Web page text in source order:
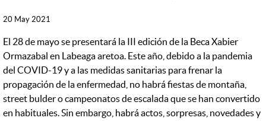
20 May 2021
El 28 de mayo se presentará la III edición de la Beca Xabier
Ormazabal en Labeaga aretoa. Este año, debido a la pandemia
del COVID-19 y a las medidas sanitarias para frenar la
propagación de la enfermedad, no habrá fiestas de montaña,
street bulder o campeonatos de escalada que se han convertido
en habituales. Sin embargo, habrá actos, sorpresas, novedades y